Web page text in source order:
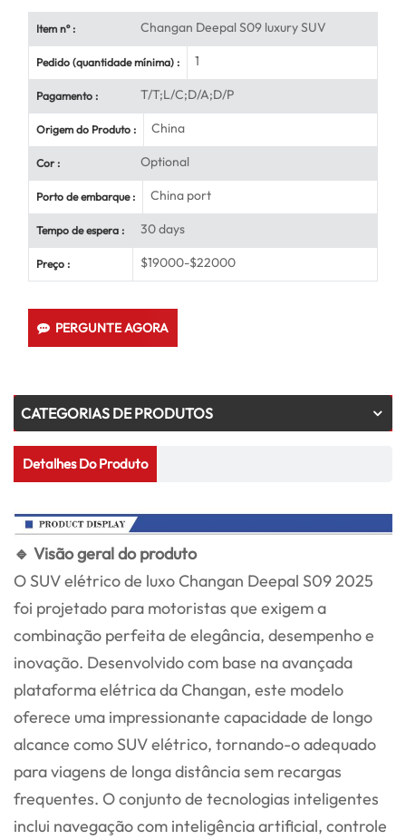
Item nº : Changan Deepal S09 luxury SUV
Pedido (quantidade mínima) : 1
Pagamento : T/T;L/C;D/A;D/P
Origem do Produto : China
Cor : Optional
Porto de embarque : China port
Tempo de espera : 30 days
Preço : $19000-$22000
PERGUNTE AGORA
CATEGORIAS DE PRODUTOS
Detalhes Do Produto
🔹 Visão geral do produto
O SUV elétrico de luxo Changan Deepal S09 2025
foi projetado para motoristas que exigem a
combinação perfeita de elegância, desempenho e
inovação. Desenvolvido com base na avançada
plataforma elétrica da Changan, este modelo
oferece uma impressionante capacidade de longo
alcance como SUV elétrico, tornando-o adequado
para viagens de longa distância sem recargas
frequentes. O conjunto de tecnologias inteligentes
inclui navegação com inteligência artificial, controle